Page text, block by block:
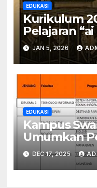
EDUKASI
Kurikulum
Pelajaran
Wajib?
JAN 5, 2026
EDUKASI
Kampus
Umumkan
Biaya Kuliah
Syaratnya
DEC 17, 2025